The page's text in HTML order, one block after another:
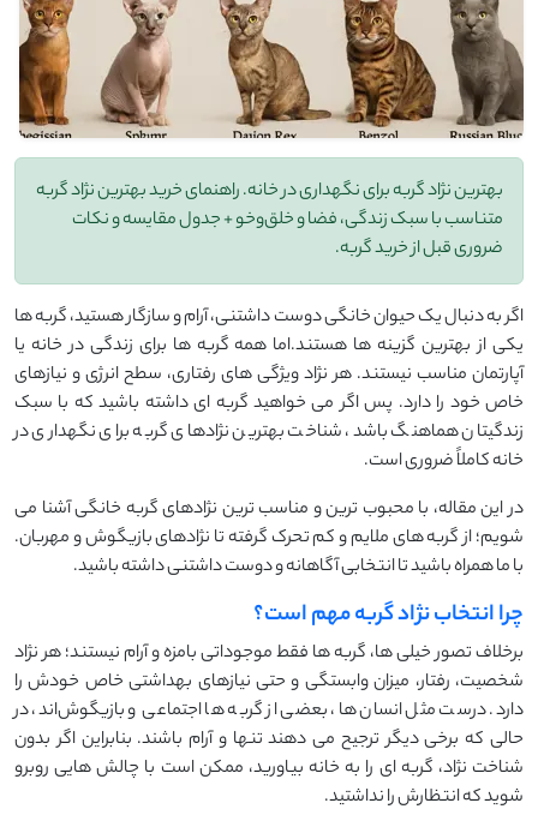
بهترین نژاد گربه برای نگهداری در خانه. راهنمای خرید بهترین نژاد گربه
متناسب با سبک زندگی، فضا و خلق‌وخو + جدول مقایسه و نکات
ضروری قبل از خرید گربه.
اگر به دنبال یک حیوان خانگی دوست ‌داشتنی، آرام و سازگار هستید، گربه ‌ها
یکی از بهترین گزینه ‌ها هستند.اما همه گربه ‌ها برای زندگی در خانه یا
آپارتمان مناسب نیستند. هر نژاد ویژگی ‌های رفتاری، سطح انرژی و نیازهای
خاص خود را دارد. پس اگر می‌ خواهید گربه‌ ای داشته باشید که با سبک
زندگیتان هماهنگ باشد، شناخت بهترین نژادهای گربه برای نگهداری در
خانه کاملاً ضروری است.
در این مقاله، با محبوب ‌ترین و مناسب ‌ترین نژادهای گربه خانگی آشنا می
‌شویم؛ از گربه ‌های ملایم و کم ‌تحرک گرفته تا نژادهای بازیگوش و مهربان.
با ما همراه باشید تا انتخابی آگاهانه و دوست ‌داشتنی داشته باشید.
چرا انتخاب نژاد گربه مهم است؟
برخلاف تصور خیلی ‌ها، گربه ‌ها فقط موجوداتی بامزه و آرام نیستند؛ هر نژاد
شخصیت، رفتار، میزان وابستگی و حتی نیازهای بهداشتی خاص خودش را
دارد. درست مثل انسان ‌ها، بعضی از گربه ‌ها اجتماعی و بازیگوش‌اند، در
حالی که برخی دیگر ترجیح می ‌دهند تنها و آرام باشند. بنابراین اگر بدون
شناخت نژاد، گربه ‌ای را به خانه بیاورید، ممکن است با چالش‌ هایی روبرو
شوید که انتظارش را نداشتید.